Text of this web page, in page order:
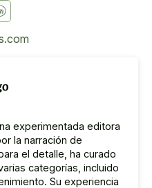
experimentada editora
la narración de
el detalle, ha curado
categorías, incluido
Su experiencia